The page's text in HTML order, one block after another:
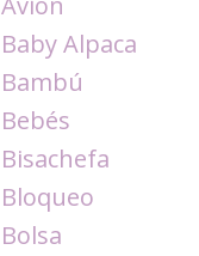
Baby Alpaca
Bambú
Bebés
Bisachefa
Bloqueo
Bolsa